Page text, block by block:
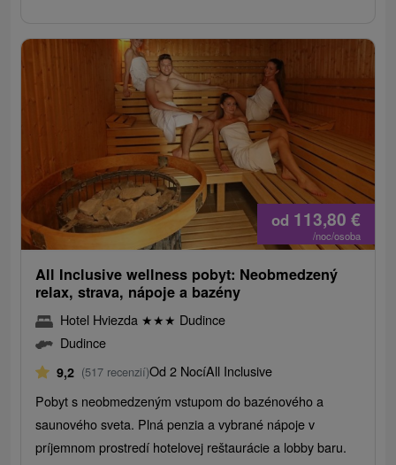
od 113,80 €
/noc/osoba
All Inclusive wellness pobyt: Neobmedzený
relax, strava, nápoje a bazény
Hotel Hviezda ★★★ Dudince
Dudince
9,2 (517 recenzií)Od 2 NocíAll Inclusive
Pobyt s neobmedzeným vstupom do bazénového a
saunového sveta. Plná penzia a vybrané nápoje v
príjemnom prostredí hotelovej reštaurácie a lobby baru.